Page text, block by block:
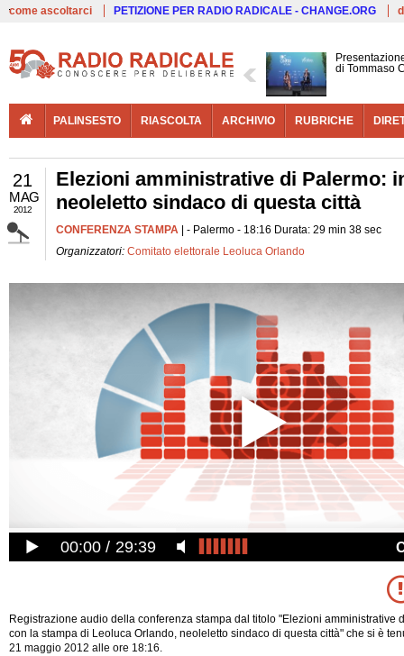
come ascoltarci PETIZIONE PER RADIO RADICALE - CHANGE.ORG
di Tommaso
PALINSESTO RIASCOLTA ARCHIVIO RUBRICHE
21
MAG
2012
Elezioni amministrative di Palermo:
neoleletto sindaco di questa città
CONFERENZA STAMPA | - Palermo - 18:16 Durata: 29 min 38 sec
Organizzatori: Comitato elettorale Leoluca Orlando
00:00 29:39
Registrazione audio della conferenza stampa dal titolo "Elezioni amministrative
con la stampa di Leoluca Orlando, neoleletto sindaco di questa città" che si è
21 maggio 2012 alle ore 18:16.